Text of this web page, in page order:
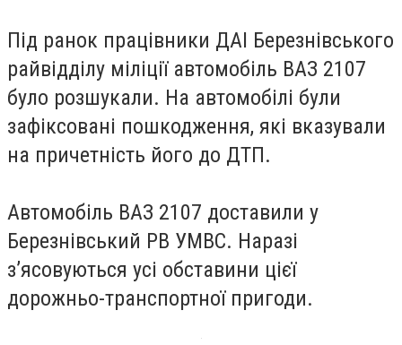
Під ранок працівники ДАІ Березнівського
райвідділу міліції автомобіль ВАЗ 2107
було розшукали. На автомобілі були
зафіксовані пошкодження, які вказували
на причетність його до ДТП.
Автомобіль ВАЗ 2107 доставили у
Березнівський РВ УМВС. Наразі
з’ясовуються усі обставини цієї
дорожньо-транспортної пригоди.